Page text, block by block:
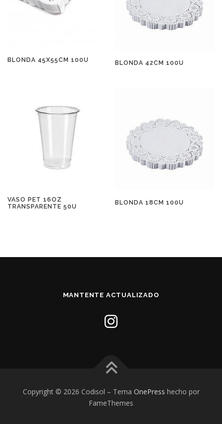
BLONDA 45X55CM 100U BLONDA 42CM 100U
VASO PET 16OZ
TRANSPARENTE 50U
BLONDA 18CM 100U
MANTENTE ACTUALIZADO
Copyright © 2026 Codisol – Tema OnePress hecho por
FameThemes